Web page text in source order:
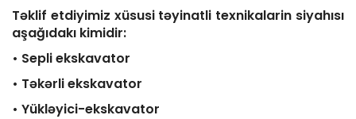
Təklif etdiyimiz xüsusi təyinatli texnikalarin siyahısı
aşağıdakı kimidir:
• Sepli ekskavator
• Təkərli ekskavator
• Yükləyici-ekskavator